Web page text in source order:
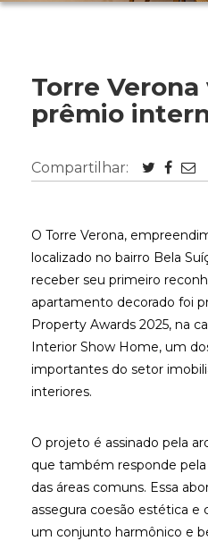
Torre Verona
prêmio
Compartilhar:
O Torre Verona,
localizado no bairro Bela
receber seu primeiro
apartamento decorado foi
Property Awards 2025, na
Interior Show Home, um
importantes do setor
interiores.
O projeto é assinado pela
que também responde
das áreas comuns. Essa
assegura coesão estética
um conjunto harmônico e